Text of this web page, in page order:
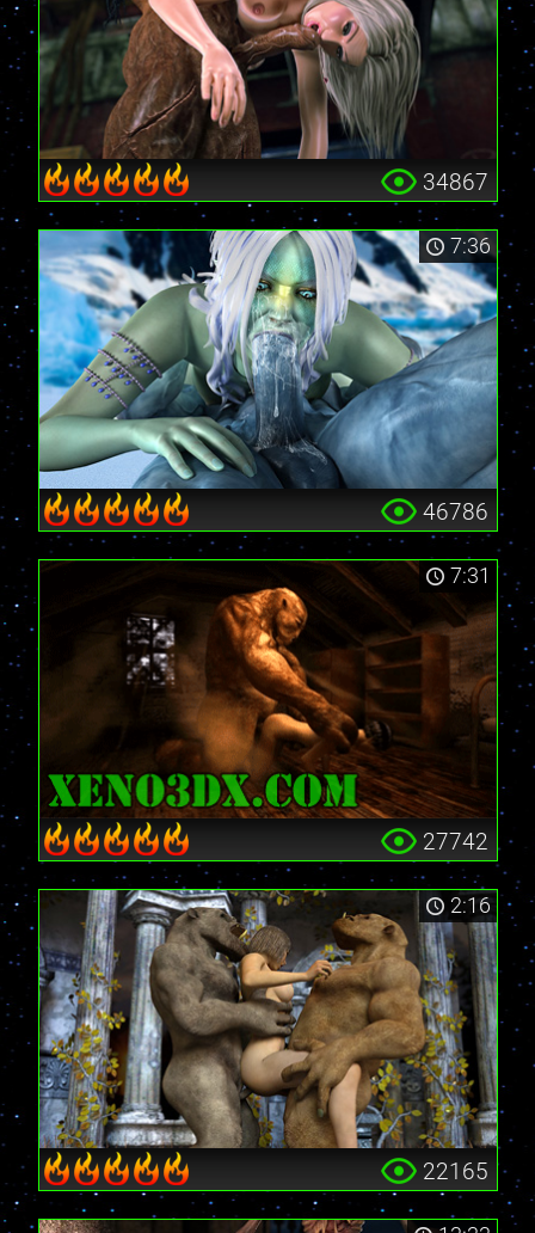
34867
7:36
46786
7:31
27742
2:16
22165